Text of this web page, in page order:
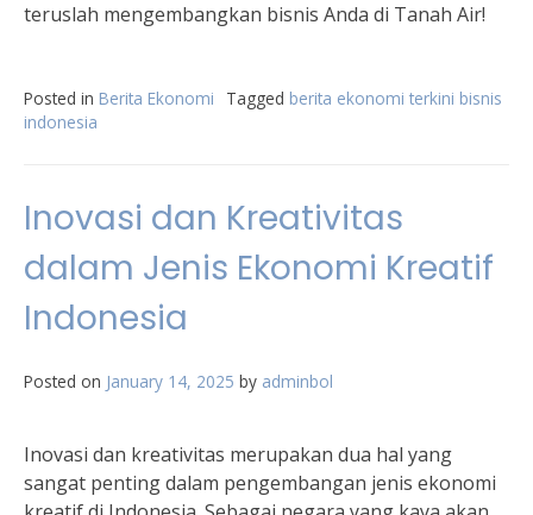
teruslah mengembangkan bisnis Anda di Tanah Air!
Posted in Berita Ekonomi Tagged berita ekonomi terkini bisnis
indonesia
Inovasi dan Kreativitas
dalam Jenis Ekonomi Kreatif
Indonesia
Posted on January 14, 2025 by adminbol
Inovasi dan kreativitas merupakan dua hal yang
sangat penting dalam pengembangan jenis ekonomi